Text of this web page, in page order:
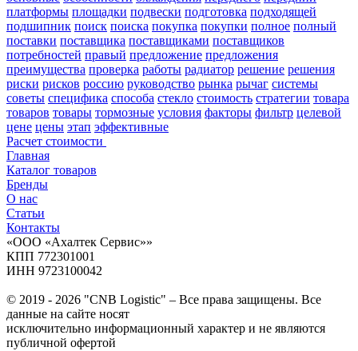
платформы площадки подвески подготовка подходящей
подшипник поиск поиска покупка покупки полное полный
поставки поставщика поставщиками поставщиков
потребностей правый предложение предложения
преимущества проверка работы радиатор решение решения
риски рисков россию руководство рынка рычаг системы
советы специфика способа стекло стоимость стратегии товара
товаров товары тормозные условия факторы фильтр целевой
цене цены этап эффективные
Расчет стоимости
Главная
Каталог товаров
Бренды
О нас
Статьи
Контакты
«ООО «Ахалтек Сервис»»
КПП 772301001
ИНН 9723100042
© 2019 - 2026 "CNB Logistic" – Все права защищены. Все
данные на сайте носят
исключительно информационный характер и не являются
публичной офертой